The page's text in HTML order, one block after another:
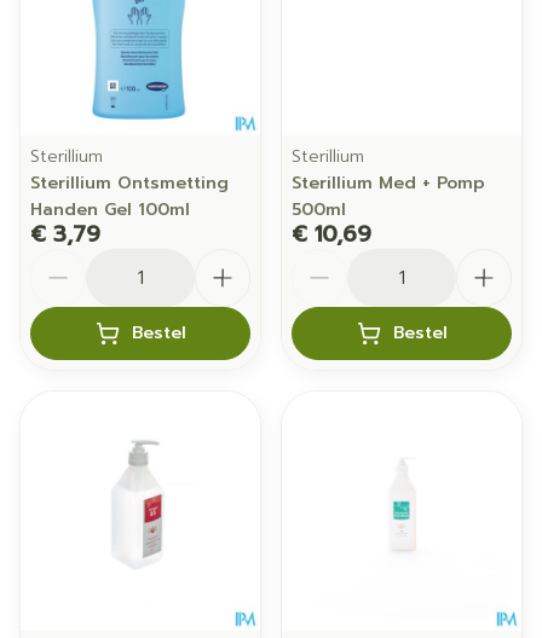
Sterillium
Sterillium Ontsmetting
Handen Gel 100ml
€ 3,79
Bestel
Sterillium
Sterillium Med + Pomp
500ml
€ 10,69
Bestel